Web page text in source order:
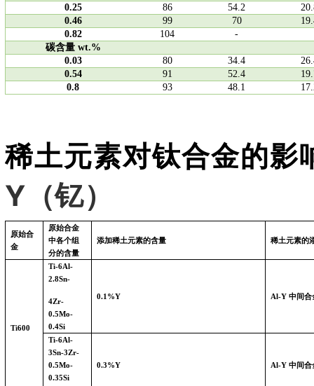
0.25
86 54.2
0.46
99 70
0.82
104
-
碳含量wt.%
0.03
80 34.4
0.54
91 52.4
0.8
93 48.1
稀土元素对钛合金的影
Y （钇）
原始合
金
原始合金
中各个组
分的含量
添加稀土元素的含量 稀土元素的
Ti600
Ti-6Al-
2.8Sn-
4Zr-
0.5Mo-
0.4Si
0.1%Y Al-Y 中间合
Ti-6Al-
3Sn-3Zr-
0.5Mo-
0.35Si
0.3%Y Al-Y 中间合